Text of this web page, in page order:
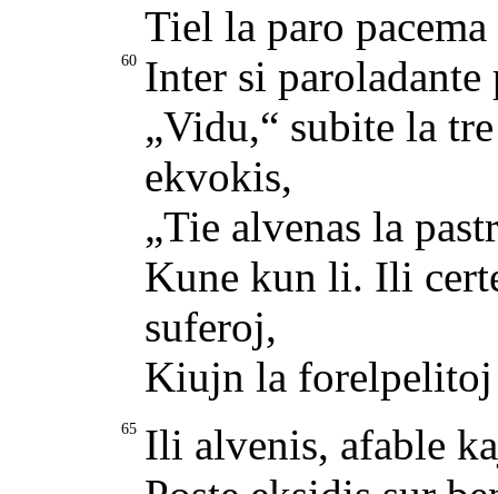
Tiel la paro
Inter si
60
„Vidu,“ subite la
ekvokis,
„Tie alvenas la
Kune kun li. Ili
suferoj,
Kiujn la forelpelitoj
Ili alvenis, afable
65